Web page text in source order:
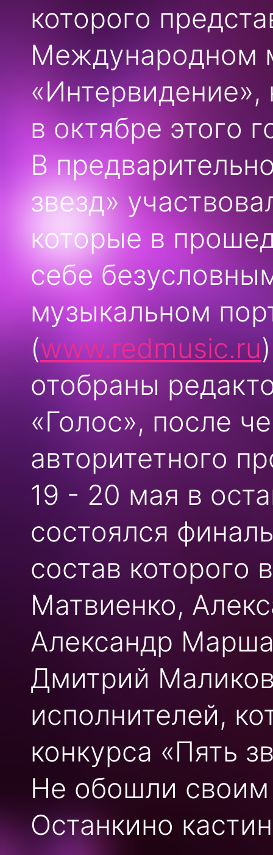
которого
Международном
в октябре этого
В
звезд»
которые в
себе
музыкальном
(www.redmusic.ru
отобраны
«Голос», после
авторитетного
19 - 20 мая в
состоялся
состав
Матвиенко,
Александр
Дмитрий
исполнителей,
конкурса «Пять
Не обошли
Останкино